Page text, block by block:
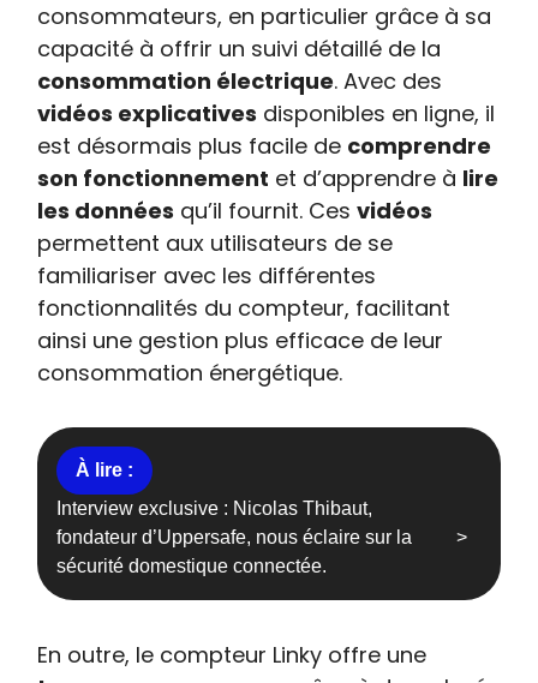
consommateurs, en particulier grâce à sa
capacité à offrir un suivi détaillé de la
consommation électrique. Avec des
vidéos explicatives disponibles en ligne, il
est désormais plus facile de comprendre
son fonctionnement et d’apprendre à lire
les données qu’il fournit. Cesvidéos
permettent aux utilisateurs de se
familiariser avec les différentes
fonctionnalités du compteur, facilitant
ainsi une gestion plus efficace de leur
consommation énergétique.
Interview exclusive : Nicolas Thibaut,
fondateur d’Uppersafe, nous éclaire sur la
sécurité domestique connectée.
En outre, le compteur Linky offre une